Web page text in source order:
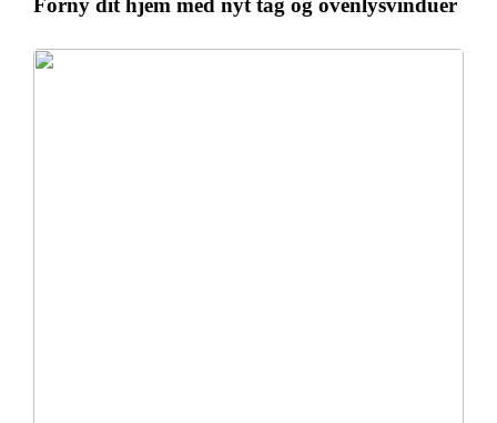
Forny dit hjem med nyt tag og ovenlysvinduer